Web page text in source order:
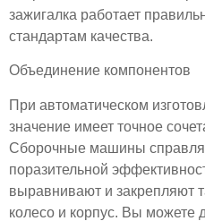
зажигалка работает
стандартам качества.
Объединение компонентов
При автоматическом
значение имеет точное
Сборочные машины
поразительной
выравнивают и закрепляют
колесо и корпус. Вы можете